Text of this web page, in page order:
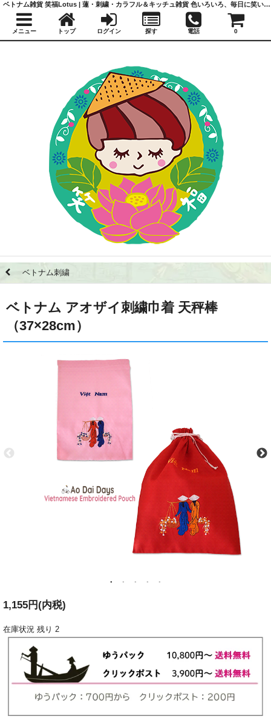
ベトナム刺繍
ベトナム アオザイ刺繍巾着 天秤棒
（37×28cm）
1,155円(内税)
在庫状況 残り 2
ベトナム雑貨 笑福Lotus | 蓮・刺繍・カラフル＆キッチュ雑貨 色いろいろ、毎日に笑いと福を
メニュー トップ ログイン 探す 電話 0